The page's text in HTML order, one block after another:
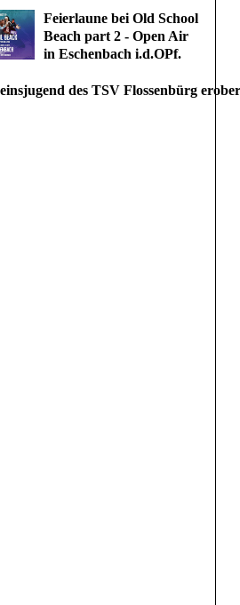
Feierlaune bei Old School
Beach part 2 - Open Air
in Eschenbach i.d.OPf.